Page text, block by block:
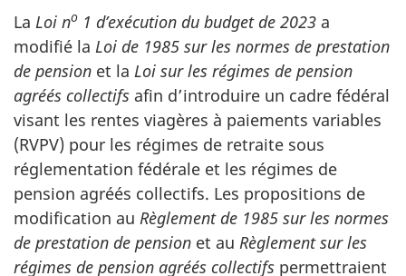
La Loi no 1 d’exécution du budget de 2023 a
modifié la Loi de 1985 sur les normes de prestation
de pension et la Loi sur les régimes de pension
agréés collectifs afin d’introduire un cadre fédéral
visant les rentes viagères à paiements variables
(RVPV) pour les régimes de retraite sous
réglementation fédérale et les régimes de
pension agréés collectifs. Les propositions de
modification au Règlement de 1985 sur les normes
de prestation de pension et au Règlement sur les
régimes de pension agréés collectifs permettraient